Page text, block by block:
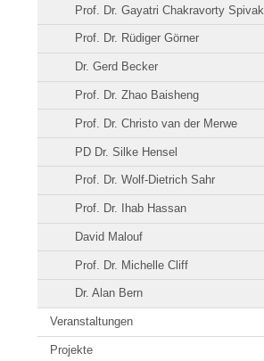
Prof. Dr. Gayatri Chakravorty Spivak
Prof. Dr. Rüdiger Görner
Dr. Gerd Becker
Prof. Dr. Zhao Baisheng
Prof. Dr. Christo van der Merwe
PD Dr. Silke Hensel
Prof. Dr. Wolf-Dietrich Sahr
Prof. Dr. Ihab Hassan
David Malouf
Prof. Dr. Michelle Cliff
Dr. Alan Bern
Veranstaltungen
Projekte